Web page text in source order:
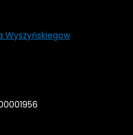
Wyszyńskiegow